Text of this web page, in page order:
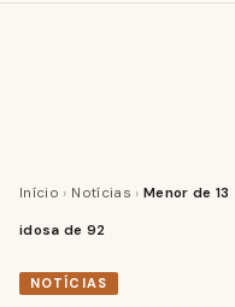
Início › Notícias › Menor de
idosa de 92
NOTÍCIAS